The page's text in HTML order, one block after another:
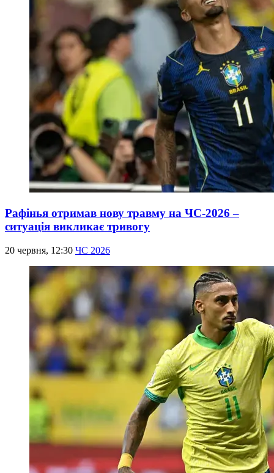
Рафінья отримав нову травму на ЧС-2026 –
ситуація викликає тривогу
20 червня, 12:30 ЧС 2026